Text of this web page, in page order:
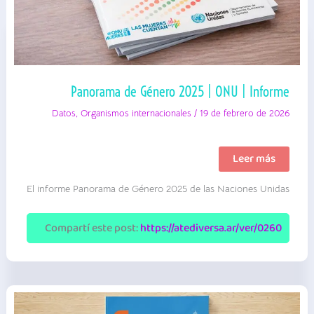
Panorama de Género 2025 | ONU | Informe
Datos,Organismos internacionales /19 de febrero de 2026
Panorama
de
2025
ONU
|
Informe
Leer más
El informe Panorama de Género 2025 de las Naciones Unidas
Compartí este post:https://atediversa.ar/ver/0260